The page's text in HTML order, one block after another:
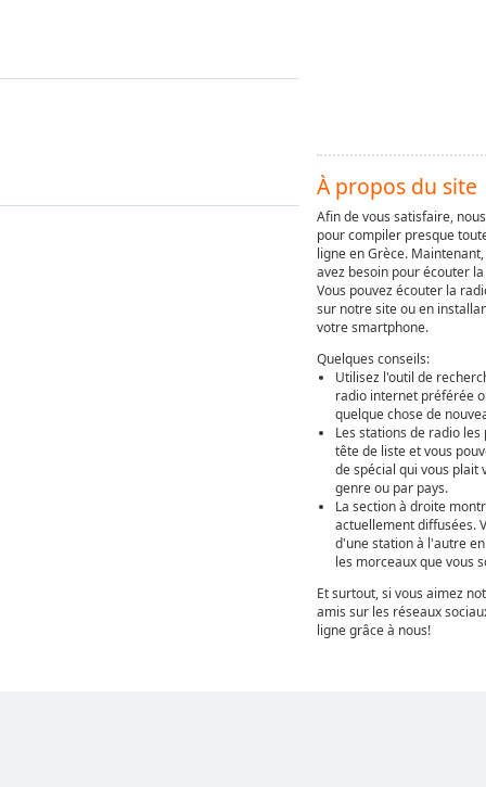
À propos du site
Afin de vous satisfaire,
pour compiler presque
ligne en Grèce.
avez besoin pour écouter
Vous pouvez écouter la
sur notre site ou en
votre smartphone.
Quelques conseils:
Utilisez l'outil de
radio internet préférée
quelque chose de
Les stations de radio
tête de liste et vous
de spécial qui vous
genre ou par pays.
La section à droite
actuellement diffusées.
d'une station à l'autre
les morceaux que vous
Et surtout, si vous aimez
amis sur les réseaux
ligne grâce à nous!